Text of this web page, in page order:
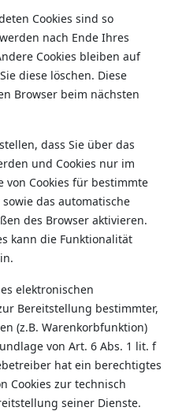
Cookies sind so
nach Ende Ihres
Cookies bleiben auf
diese löschen. Diese
Browser beim nächsten
dass Sie über das
und Cookies nur im
von Cookies für bestimmte
das automatische
des Browser aktivieren.
kann die Funktionalität
elektronischen
Bereitstellung bestimmter,
(z.B. Warenkorbfunktion)
von Art. 6 Abs. 1 lit. f
hat ein berechtigtes
Cookies zur technisch
seiner Dienste.